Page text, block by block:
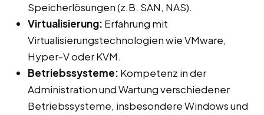
Speicherlösungen (z.B. SAN, NAS).
Virtualisierung: Erfahrung mit
Virtualisierungstechnologien wie VMware,
Hyper-V oder KVM.
Betriebssysteme: Kompetenz in der
Administration und Wartung verschiedener
Betriebssysteme, insbesondere Windows und